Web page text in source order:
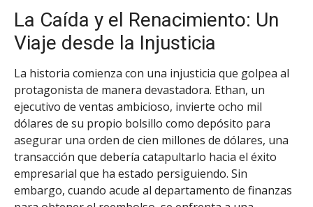
La Caída y el Renacimiento: Un
Viaje desde la Injusticia
La historia comienza con una injusticia que golpea al
protagonista de manera devastadora. Ethan, un
ejecutivo de ventas ambicioso, invierte ocho mil
dólares de su propio bolsillo como depósito para
asegurar una orden de cien millones de dólares, una
transacción que debería catapultarlo hacia el éxito
empresarial que ha estado persiguiendo. Sin
embargo, cuando acude al departamento de finanzas